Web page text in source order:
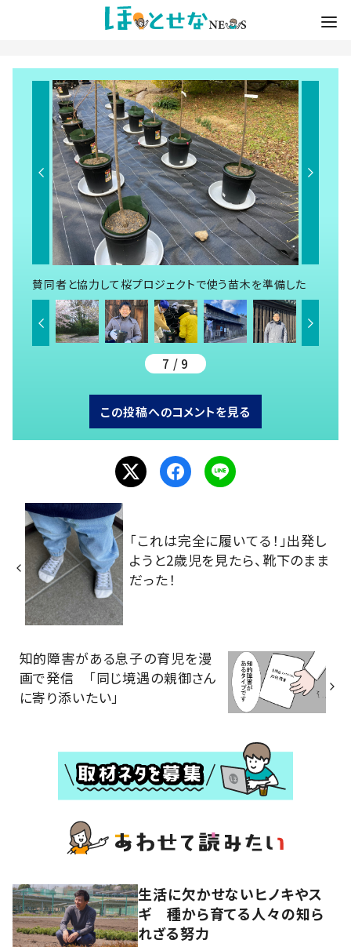
賛同者と協力して桜プロジェクトで使う苗木を準備した
7 / 9
この投稿へのコメントを見る
「これは完全に履いてる！」出発し
ようと2歳児を見たら、靴下のまま
だった！
知的障害がある息子の育児を漫
画で発信 「同じ境遇の親御さん
に寄り添いたい」
生活に欠かせないヒノキやス
ギ 種から育てる人々の知ら
れざる努力